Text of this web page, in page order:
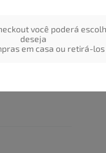
você poderá
deseja
em casa ou retirá-